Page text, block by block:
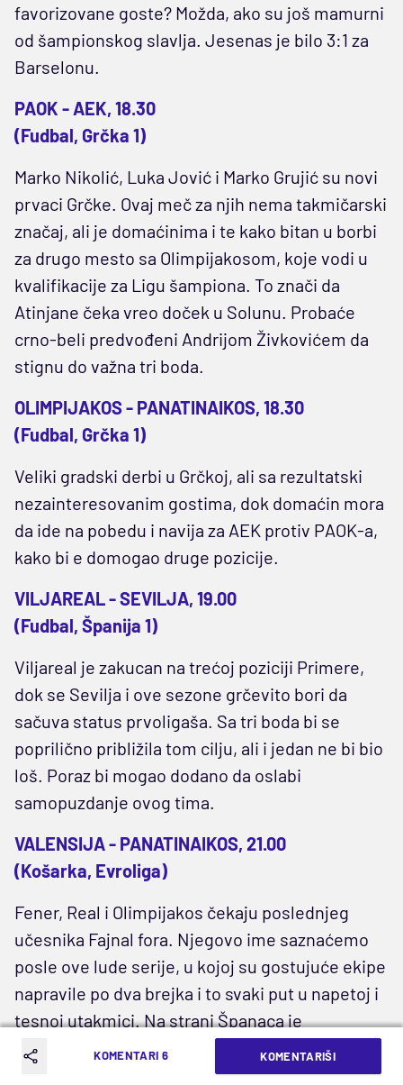
favorizovane goste? Možda, ako su još mamurni
od šampionskog slavlja. Jesenas je bilo 3:1 za
Barselonu.
PAOK - AEK, 18.30
(Fudbal, Grčka 1)
Marko Nikolić, Luka Jović i Marko Grujić su novi
prvaci Grčke. Ovaj meč za njih nema takmičarski
značaj, ali je domaćinima i te kako bitan u borbi
za drugo mesto sa Olimpijakosom, koje vodi u
kvalifikacije za Ligu šampiona. To znači da
Atinjane čeka vreo doček u Solunu. Probaće
crno-beli predvođeni Andrijom Živkovićem da
stignu do važna tri boda.
OLIMPIJAKOS - PANATINAIKOS, 18.30
(Fudbal, Grčka 1)
Veliki gradski derbi u Grčkoj, ali sa rezultatski
nezainteresovanim gostima, dok domaćin mora
da ide na pobedu i navija za AEK protiv PAOK-a,
kako bi e domogao druge pozicije.
VILJAREAL - SEVILJA, 19.00
(Fudbal, Španija 1)
Viljareal je zakucan na trećoj poziciji Primere,
dok se Sevilja i ove sezone grčevito bori da
sačuva status prvoligaša. Sa tri boda bi se
poprilično približila tom cilju, ali i jedan ne bi bio
loš. Poraz bi mogao dodano da oslabi
samopuzdanje ovog tima.
VALENSIJA - PANATINAIKOS, 21.00
(Košarka, Evroliga)
Fener, Real i Olimpijakos čekaju poslednjeg
učesnika Fajnal fora. Njegovo ime saznaćemo
posle ove lude serije, u kojoj su gostujuće ekipe
napravile po dva brejka i to svaki put u napetoj i
tesnoj utakmici. Na strani Španaca je
psihološka prednost, pošto su nadoknadili 0:2.
KOMENTARI 6 KOMENTARIŠI